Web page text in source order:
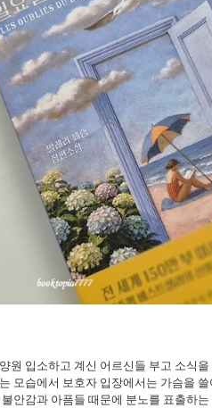
원 입소하고 계신 어르신들 부고 소식
모습에서 보호자 입장에서는 가슴을
안감과 아픔들 때문에 분노를 표출하